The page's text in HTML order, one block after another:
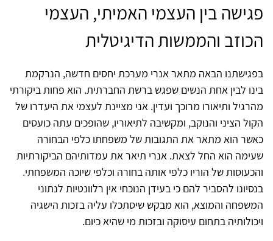
פגישה בין העצמי האמיתי, העצמי
הכוזב והממשות הדיגיטלית
בפגישתנו הבאה מתאר אנרי מערכת יחסים חדשה, הנרקמת
בינו לבין אחת הנשים שפגש ברשת החברתית. הוא פחות ביקורתי
מהרגיל ותיאורו מרוכך ועדין. אני מציינת לעצמי את היעדרו של
הקול הציני והנוקב, ומקשיבה לתיאוריו, שהופכים עתה כועסים
כאשר הוא מתאר את התגובות של משפחתו כלפי הבחורה
שעימה הוא החל לצאת. אנרי תיאר את עמדותיהם הביקורתיות
והכעוסות של הוריו כלפי אותה בחורה וכלפי שיוכה המשפחתי.
בנסיונו להסביר להם כי בעידן הנוכחי אין רלוונטיות לנתוני
המשפחה והמוצא, הוא מבקש שיסתכלו עליה בזכות הישגיה
ויכולותיה בתחום עיסוקה ובזכות מי שהיא כיום.